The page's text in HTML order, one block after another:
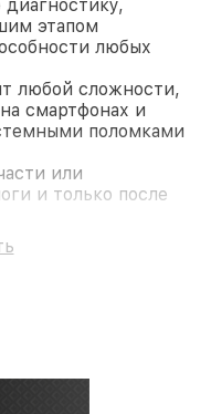
этапом
любых
любой сложности,
смартфонах и
поломками
или
и только после
В случае